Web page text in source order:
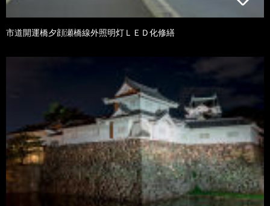
市道開運橋夕顔瀬橋線外照明灯ＬＥＤ化修繕